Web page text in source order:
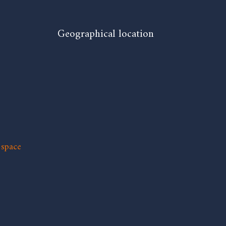
Geographical location